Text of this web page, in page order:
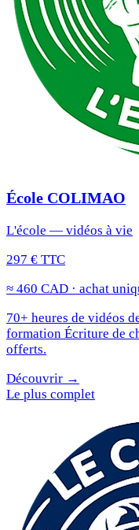
École COLIMAO
L'école — vidéos à vie
297 € TTC
≈ 460 CAD · achat
70+ heures de vidéos
formation Écriture de
offerts.
Découvrir →
Le plus complet